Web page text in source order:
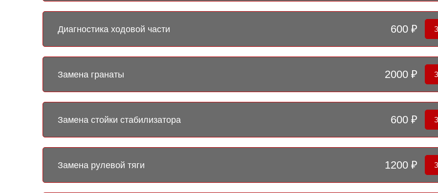
Диагностика ходовой части 600 ₽
Замена гранаты 2000 ₽
Замена стойки стабилизатора 600 ₽
Замена рулевой тяги 1200 ₽